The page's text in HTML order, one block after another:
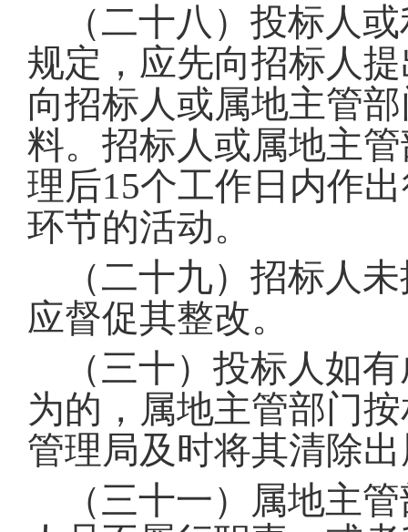
（二十八）投标人
规定，应先向招标人
向招标人或属地主管
料。 招标人或属地主
理后15个工作日内作
环节的活动。
（二十九）招标人
应督促其整改。
（三十）投标人如
为的，属地主管部门
管理局及时将其清除
（三十一）属地主